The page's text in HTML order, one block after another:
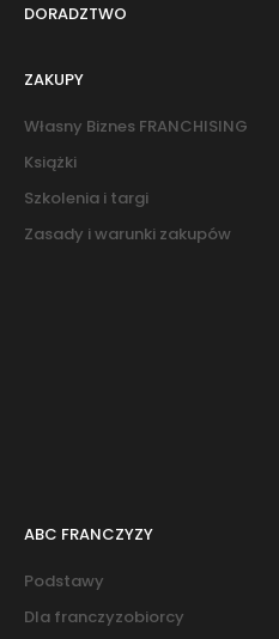
DORADZTWO
ZAKUPY
Własny Biznes FRANCHISING
Książki
Szkolenia i targi
Zasady i warunki zakupów
ABC FRANCZYZY
Podstawy
Dla franczyzobiorcy